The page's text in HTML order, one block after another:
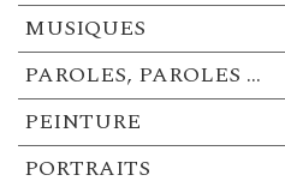
MUSIQUES
PAROLES, PAROLES …
PEINTURE
PORTRAITS